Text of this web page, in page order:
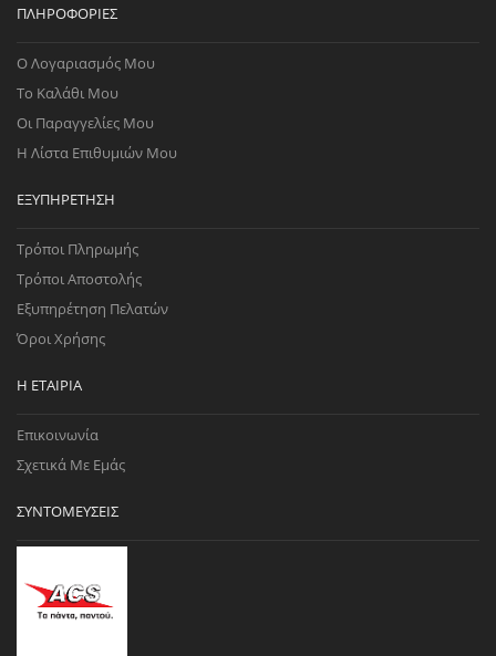
ΠΛΗΡΟΦΟΡΊΕΣ
Ο Λογαριασμός Μου
Το Καλάθι Μου
Οι Παραγγελίες Μου
Η Λίστα Επιθυμιών Μου
ΕΞΥΠΗΡΈΤΗΣΗ
Τρόποι Πληρωμής
Τρόποι Αποστολής
Εξυπηρέτηση Πελατών
Όροι Χρήσης
Η ΕΤΑΙΡΊΑ
Επικοινωνία
Σχετικά Με Εμάς
ΣΥΝΤΟΜΕΎΣΕΙΣ